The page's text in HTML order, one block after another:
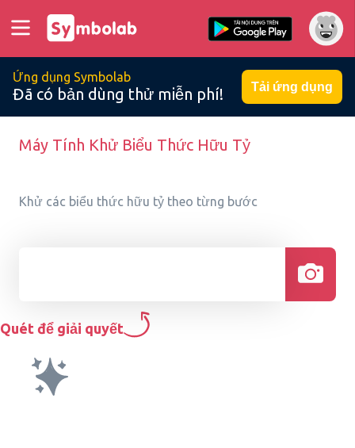
Ứng dụng Symbolab
Đã có bản dùng thử miễn phí! Tải ứng dụng
Máy Tính Khử Biểu Thức Hữu Tỷ
Khử các biểu thức hữu tỷ theo từng bước
Quét để giải quyết